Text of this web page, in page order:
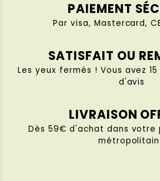
PAIEMENT
Par visa, Mastercard,
SATISFAIT OU
Les yeux fermés ! Vous avez
d'avis
LIVRAISON
Dès 59€ d'achat dans votre